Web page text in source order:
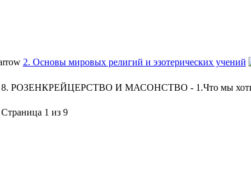
2. Основы мировых религий и эзотерических учений
8. РОЗЕНКРЕЙЦЕРСТВО И МАСОНСТВО - 1.Что мы
Страница 1 из 9